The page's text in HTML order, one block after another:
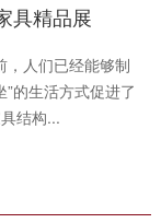
具精品展
，人们已经能够制
的生活方式促进了
结构...